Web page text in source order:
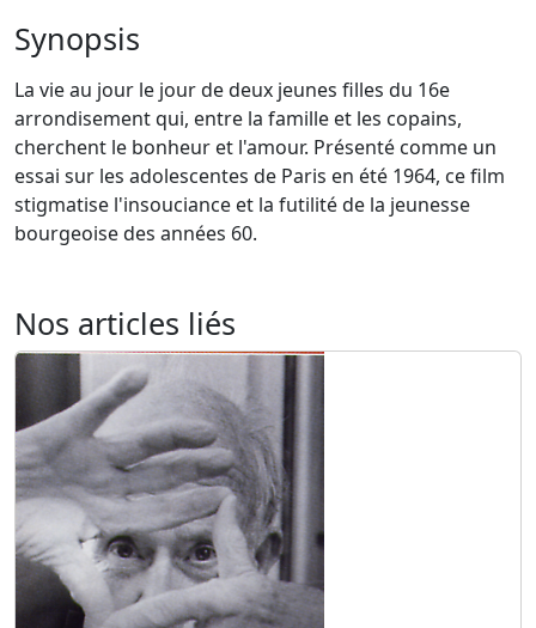
Synopsis
La vie au jour le jour de deux jeunes filles du 16e
arrondisement qui, entre la famille et les copains,
cherchent le bonheur et l'amour. Présenté comme un
essai sur les adolescentes de Paris en été 1964, ce film
stigmatise l'insouciance et la futilité de la jeunesse
bourgeoise des années 60.
Nos articles liés